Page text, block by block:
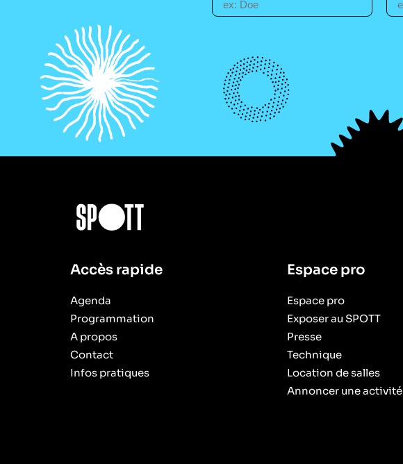
Accès rapide
Agenda
Programmation
A propos
Contact
Infos pratiques
Espace pro
Espace pro
Exposer au SPOTT
Presse
Technique
Location de salles
Annoncer une activité